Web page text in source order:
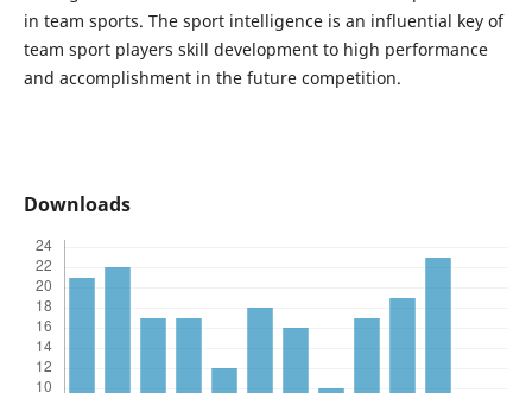
in team sports. The sport intelligence is an influential key of
team sport players skill development to high performance
and accomplishment in the future competition.
Downloads